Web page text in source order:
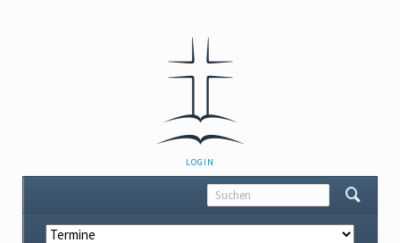
NAVIGATION
ÜBERSPRINGEN
LOGIN
Navigation